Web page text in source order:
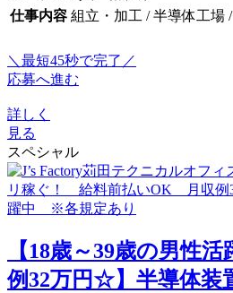
仕事内容 組立・加工 / 半導体工場
＼最短45秒で完了／
応募へ進む
詳しく
見る
スペシャル
【18歳～39歳の男性
例32万円☆】半導体装